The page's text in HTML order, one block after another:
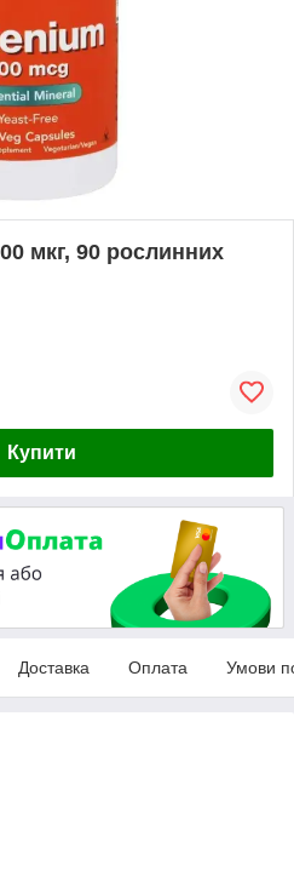
мкг, 90 рослинних
Купити
Доставка Оплата Умови